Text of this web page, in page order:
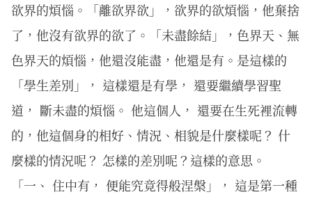
欲界的煩惱。「離欲界欲」，欲界的欲煩惱，他棄捨
了，他沒有欲界的欲了。「未盡餘結」，色界天、無
色界天的煩惱，他還沒能盡，他還是有。是這樣的
「學生差別」， 這樣還是有學， 還要繼續學習聖
道， 斷未盡的煩惱。 他這個人， 還要在生死裡流轉
的，他這個身的相好、情況、相貌是什麼樣呢？ 什
麼樣的情況呢？ 怎樣的差別呢？這樣的意思。
「一、 住中有， 便能究竟得般涅槃」， 這是第一種